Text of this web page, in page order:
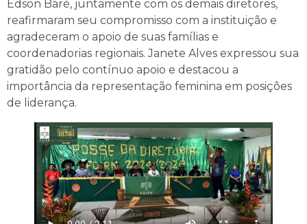
Edson Baré, juntamente com os demais diretores,
reafirmaram seu compromisso com a instituição e
agradeceram o apoio de suas famílias e
coordenadorias regionais. Janete Alves expressou sua
gratidão pelo contínuo apoio e destacou a
importância da representação feminina em posições
de liderança.